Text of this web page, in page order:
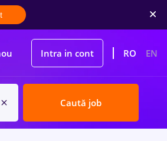
Intra in cont RO EN
Caută job